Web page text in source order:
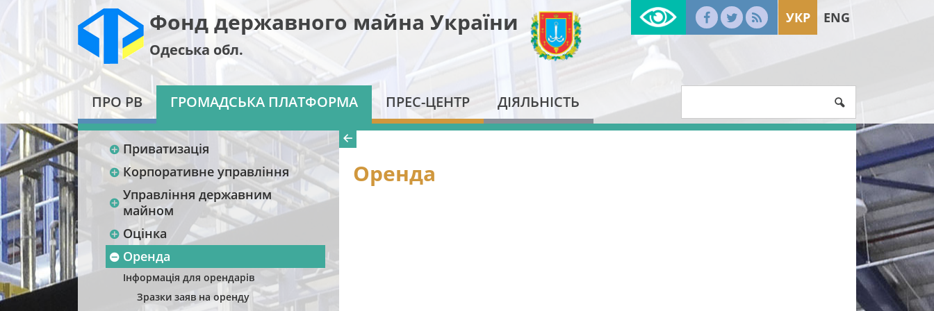
Фонд державного майна України
Одеська обл.
УКР ENG
ПРО РВ ГРОМАДСЬКА ПЛАТФОРМА ПРЕС-ЦЕНТР ДІЯЛЬНІСТЬ
Приватизація
Корпоративне управління
Управління державним
майном
Оцінка
Оренда
Інформація для орендарів
Зразки заяв на оренду
Оренда